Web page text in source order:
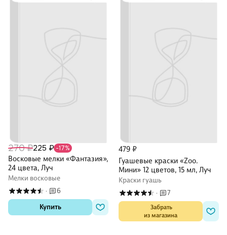
270 ₽225 ₽ -17%
Восковые мелки «Фантазия»,
24 цвета, Луч
Мелки восковые
·
6
Купить
479 ₽
Гуашевые краски «Zoo.
Мини» 12 цветов, 15 мл, Луч
Краски гуашь
· 7
Забрать
из магазина